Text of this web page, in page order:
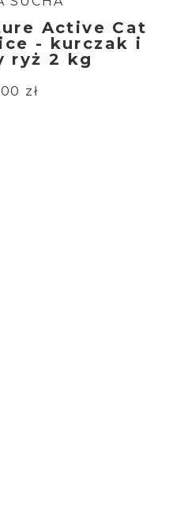
Active Cat
- kurczak i
ryż 2 kg
zł